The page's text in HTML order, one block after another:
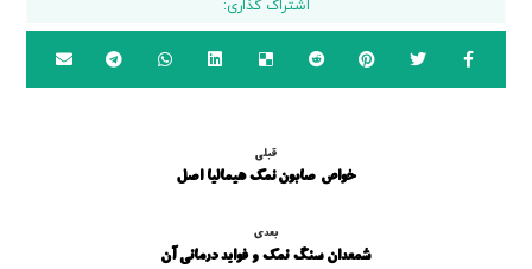
قبلی
خواص صابون نمک هیمالیا اصل
بعدی
شمعدان سنگ نمک و فواید درمانی آن